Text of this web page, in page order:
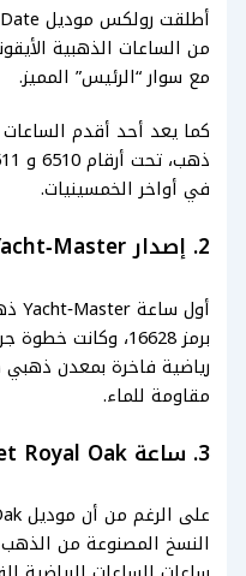
من الساعات الذهبية
مع سوار “الرئيس” المميز.
في أواخر الخمسينيات.
2. إصدار Rolex Yacht‑Master
برمز 16628،
رياضية فاخرة بمعدن
مقاومة للماء.
3. ساعة Audemars Piguet Royal Oak
النسخ المصنوعة من